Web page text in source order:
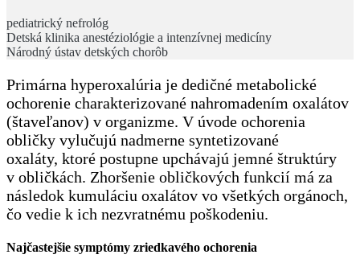
pediatrický nefrológ
Detská klinika anestéziológie a intenzívnej medicíny
Národný ústav detských chorôb
Primárna hyperoxalúria je dedičné metabolické
ochorenie charakterizované nahromadením oxalátov
(štaveľanov) v organizme. V úvode ochorenia
obličky vylučujú nadmerne syntetizované
oxaláty, ktoré postupne upchávajú jemné štruktúry
v obličkách. Zhoršenie obličkových funkcií má za
následok kumuláciu oxalátov vo všetkých orgánoch,
čo vedie k ich nezvratnému poškodeniu.
Najčastejšie symptómy zriedkavého ochorenia